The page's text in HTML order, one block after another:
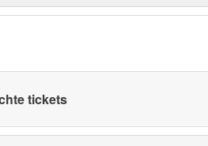
tickets